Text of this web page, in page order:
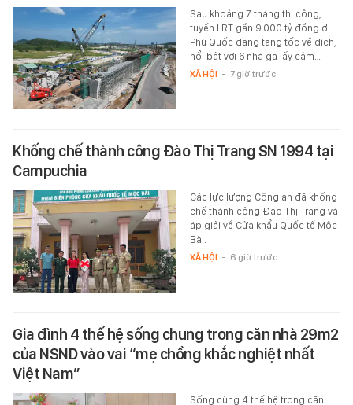
Sau khoảng 7 tháng thi công,
tuyến LRT gần 9.000 tỷ đồng ở
Phú Quốc đang tăng tốc về đích,
nổi bật với 6 nhà ga lấy cảm…
XÃ HỘI - 7 giờ trước
Khống chế thành công Đào Thị Trang SN 1994 tại
Campuchia
Các lực lượng Công an đã khống
chế thành công Đào Thị Trang và
áp giải về Cửa khẩu Quốc tế Mộc
Bài.
XÃ HỘI - 6 giờ trước
Gia đình 4 thế hệ sống chung trong căn nhà 29m2
của NSND vào vai “mẹ chồng khắc nghiệt nhất
Việt Nam”
Sống cùng 4 thế hệ trong căn